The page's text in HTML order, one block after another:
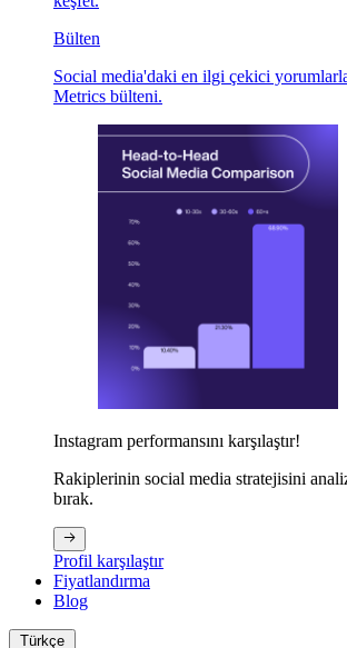
Bülten
Social media'daki en ilgi çekici
Metrics bülteni.
Instagram performansını karşılaştır!
Rakiplerinin social media stratejisini
bırak.
Profil karşılaştır
Fiyatlandırma
Blog